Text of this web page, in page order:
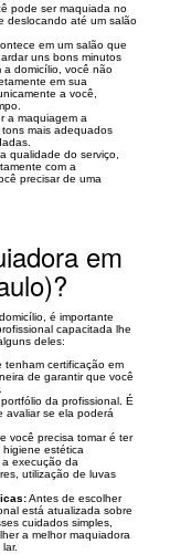
pode ser maquiada no
deslocando até um salão
em um salão que
uns bons minutos
a domicílio, você não
em sua
a você,
a maquiagem a
mais adequados
qualidade do serviço,
com a
precisar de uma
em
é importante
capacitada lhe
deles:
tenham certificação em
de garantir que você
da profissional. É
avaliar se ela poderá
você precisa tomar é ter
estética
execução da
utilização de luvas
Antes de escolher
está atualizada sobre
cuidados simples,
a melhor maquiadora